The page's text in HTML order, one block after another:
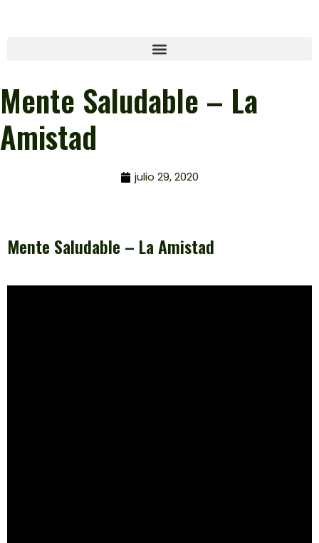
Mente Saludable – La
Amistad
julio 29, 2020
Mente Saludable – La Amistad